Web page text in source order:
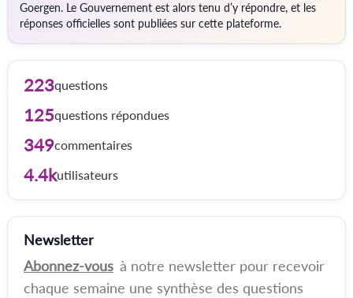
Goergen. Le Gouvernement est alors tenu d’y répondre, et les
réponses officielles sont publiées sur cette plateforme.
223questions
125questions répondues
349commentaires
4.4kutilisateurs
Newsletter
Abonnez-vous à notre newsletter pour recevoir
chaque semaine une synthèse des questions